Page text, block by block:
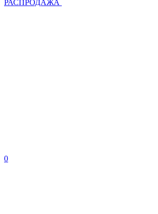
РАСПРОДАЖА
0